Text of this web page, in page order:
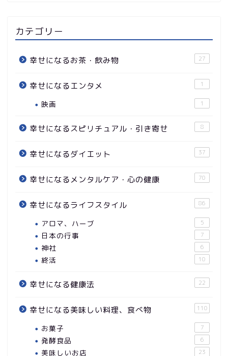
カテゴリー
幸せになるお茶・飲み物 27
幸せになるエンタメ 1
映画 1
幸せになるスピリチュアル・引き寄せ 8
幸せになるダイエット 37
幸せになるメンタルケア・心の健康 70
幸せになるライフスタイル 86
アロマ、ハーブ 5
日本の行事 7
神社 6
終活 10
幸せになる健康法 22
幸せになる美味しい料理、食べ物 110
お菓子 7
発酵食品 6
美味しいお店 23